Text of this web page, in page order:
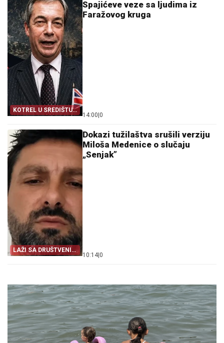
KOTREL U SREDIŠTU
MREŽE
Spajićeve veze sa ljudima iz
Faražovog kruga
14:00 0
LAŽI SA DRUŠTVENIH
MREŽA
Dokazi tužilaštva srušili verziju
Miloša Medenice o slučaju
„Senjak”
10:14 0